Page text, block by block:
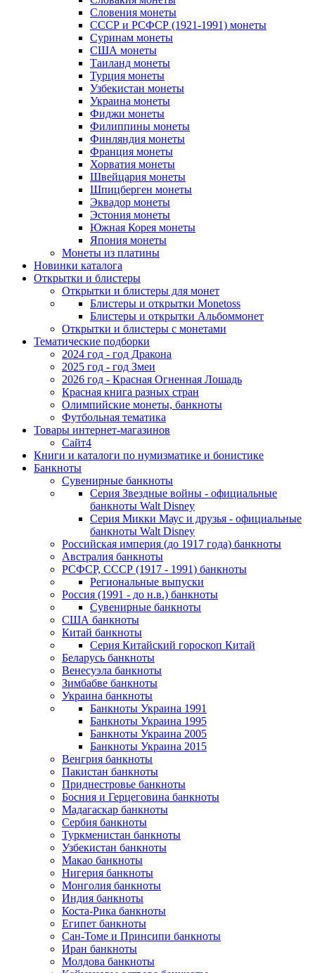
Словения монеты
СССР и РСФСР (1921-1991) монеты
Суринам монеты
США монеты
Таиланд монеты
Турция монеты
Узбекистан монеты
Украина монеты
Фиджи монеты
Филиппины монеты
Финляндия монеты
Франция монеты
Хорватия монеты
Швейцария монеты
Шпицберген монеты
Эквадор монеты
Эстония монеты
Южная Корея монеты
Япония монеты
Монеты из платины
Новинки каталога
Открытки и блистеры
Открытки и блистеры для монет
Блистеры и открытки Monetoss
Блистеры и открытки Альбоммонет
Открытки и блистеры с монетами
Тематические подборки
2024 год - год Дракона
2025 год - год Змеи
2026 год - Красная Огненная Лошадь
Красная книга разных стран
Олимпийские монеты, банкноты
Футбольная тематика
Товары интернет-магазинов
Сайт4
Книги и каталоги по нумизматике и бонистике
Банкноты
Сувенирные банкноты
Серия Звездные войны - официальные
банкноты Walt Disney
Серия Микки Маус и друзья - официальные
банкноты Walt Disney
Российская империя (до 1917 года) банкноты
Австралия банкноты
РСФСР, СССР (1917 - 1991) банкноты
Региональные выпуски
Россия (1991 - до н.в.) банкноты
Сувенирные банкноты
США банкноты
Китай банкноты
Серия Китайский гороскоп Китай
Беларусь банкноты
Венесуэла банкноты
Зимбабве банкноты
Украина банкноты
Банкноты Украина 1991
Банкноты Украина 1995
Банкноты Украина 2005
Банкноты Украина 2015
Венгрия банкноты
Пакистан банкноты
Приднестровье банкноты
Босния и Герцеговина банкноты
Мадагаскар банкноты
Сербия банкноты
Туркменистан банкноты
Узбекистан банкноты
Макао банкноты
Нигерия банкноты
Монголия банкноты
Индия банкноты
Коста-Рика банкноты
Египет банкноты
Сан-Томе и Принсипи банкноты
Иран банкноты
Молдова банкноты